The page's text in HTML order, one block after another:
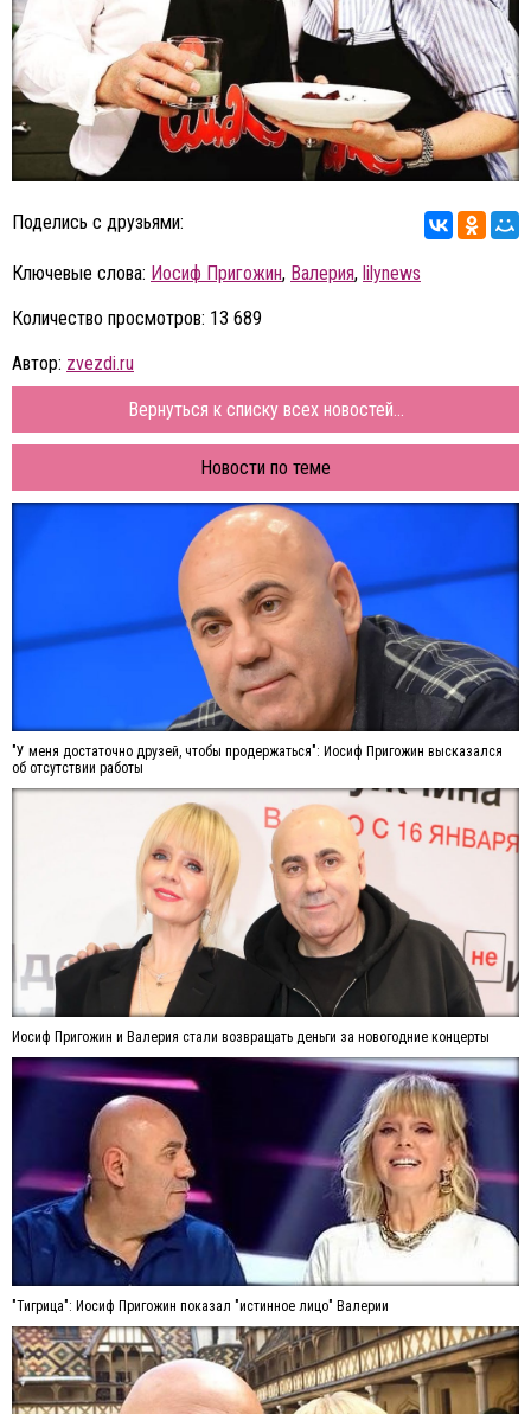
Поделись с друзьями:
Ключевые слова: Иосиф Пригожин, Валерия, lilynews
Количество просмотров: 13 689
Автор: zvezdi.ru
Вернуться к списку всех новостей...
Новости по теме
"У меня достаточно друзей, чтобы продержаться": Иосиф Пригожин высказался
об отсутствии работы
Иосиф Пригожин и Валерия стали возвращать деньги за новогодние концерты
"Тигрица": Иосиф Пригожин показал "истинное лицо" Валерии